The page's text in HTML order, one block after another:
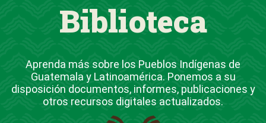
Biblioteca
Aprenda más sobre los Pueblos Indígenas de
Guatemala y Latinoamérica. Ponemos a su
disposición documentos, informes, publicaciones y
otros recursos digitales actualizados.